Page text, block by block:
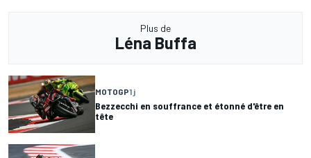
Plus de
Léna Buffa
MOTOGP1 j
Bezzecchi en souffrance et étonné d'être en
tête